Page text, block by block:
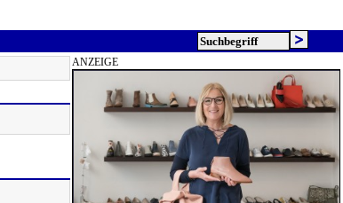
ANZEIGE